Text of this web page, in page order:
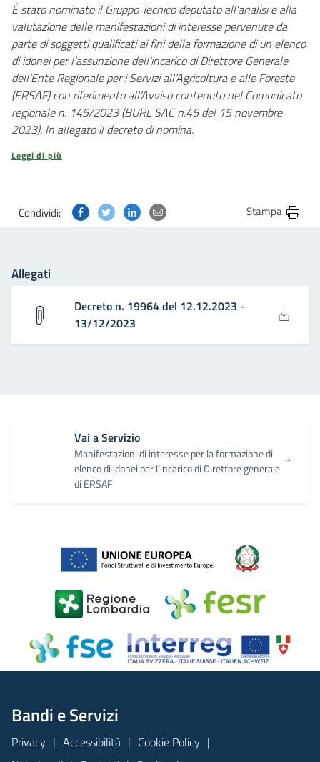
È stato nominato il Gruppo Tecnico deputato all'analisi e alla
valutazione delle manifestazioni di interesse pervenute da
parte di soggetti qualificati ai fini della formazione di un elenco
di idonei per l’assunzione dell'incarico di Direttore Generale
dell’Ente Regionale per i Servizi all’Agricoltura e alle Foreste
(ERSAF) con riferimento all’Avviso contenuto nel Comunicato
regionale n. 145/2023 (BURL SAC n.46 del 15 novembre
2023). In allegato il decreto di nomina.
Leggi di più
Condividi: Condividi questa pagina su Facebook
Condividi questa pagina su Twitter
Condividi questa pagina su Linkedin
Condividi questa pagina via
Stampa
Allegati
Decreto n. 19964 del 12.12.2023 -
13/12/2023
Vai a Servizio
Manifestazioni di interesse per la formazione di
elenco di idonei per l’incarico di Direttore generale
di ERSAF
Bandi e Servizi
Privacy Accessibilità
Cookie Policy